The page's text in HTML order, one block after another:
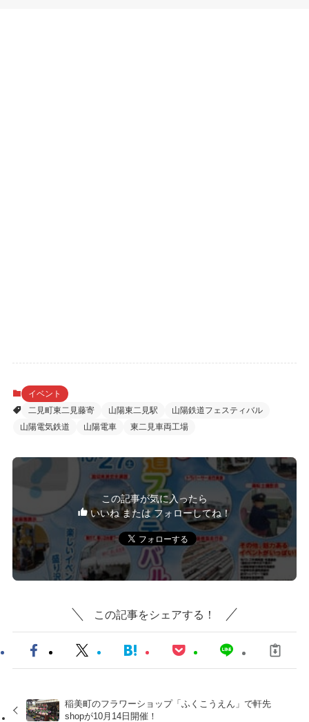
イベント
二見町東二見藤寄
山陽東二見駅
山陽鉄道フェスティバル
山陽電気鉄道
山陽電車 東二見車両工場
この記事が気に入ったら
いいね または フォローしてね！
この記事をシェアする！
稲美町のフラワーショップ「ふくこうえん」で軒先
shopが10月14日開催！